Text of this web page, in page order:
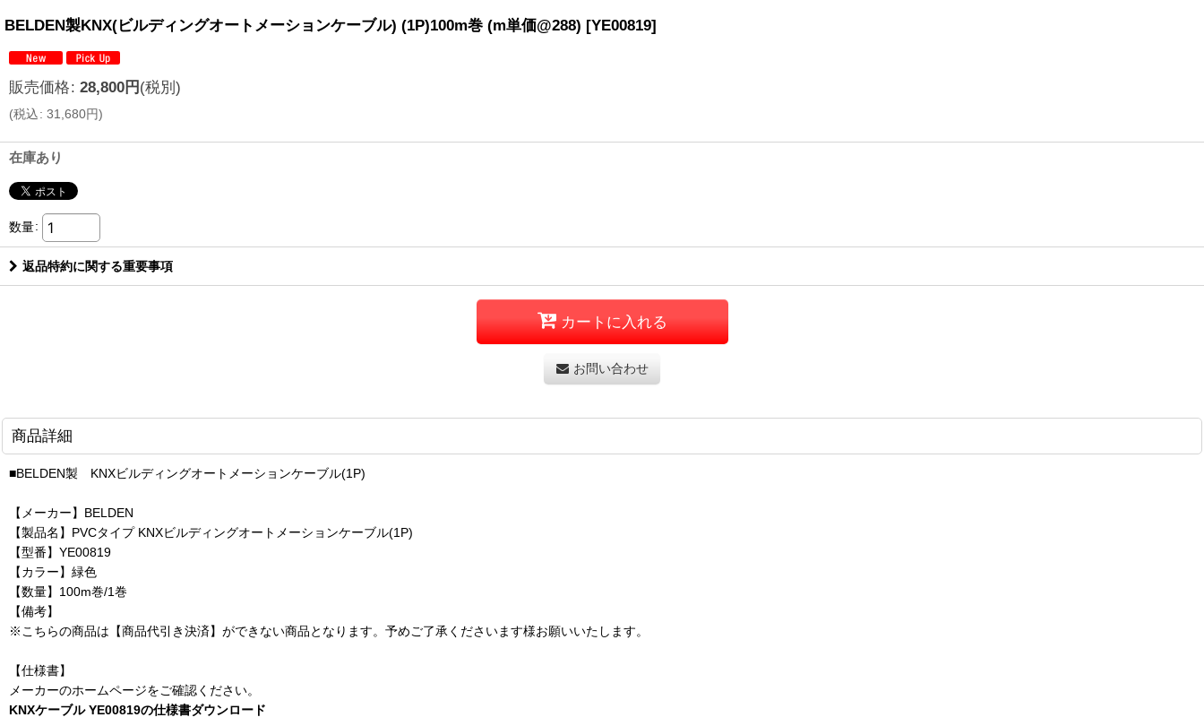
BELDEN製KNX(ビルディングオートメーションケーブル) (1P)100m巻 (m単価@288) [YE00819]
販売価格: 28,800円(税別)
(税込: 31,680円)
在庫あり
数量:
返品特約に関する重要事項
カートに入れる
お問い合わせ
商品詳細
■BELDEN製 KNXビルディングオートメーションケーブル(1P)
【メーカー】BELDEN
【製品名】PVCタイプ KNXビルディングオートメーションケーブル(1P)
【型番】YE00819
【カラー】緑色
【数量】100m巻/1巻
【備考】
※こちらの商品は【商品代引き決済】ができない商品となります。予めご了承くださいます様お願いいたします。
【仕様書】
メーカーのホームページをご確認ください。
KNXケーブル YE00819の仕様書ダウンロード